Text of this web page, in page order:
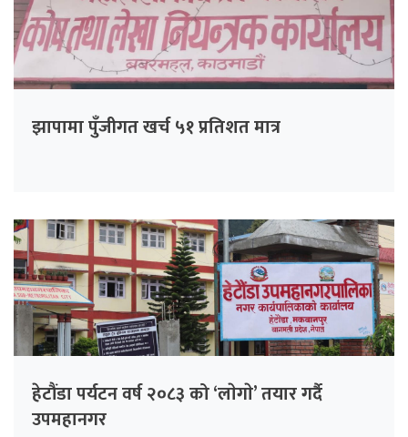
झापामा पुँजीगत खर्च ५१ प्रतिशत मात्र
हेटौंडा पर्यटन वर्ष २०८३ को ‘लाेगाे’ तयार गर्दै
उपमहानगर